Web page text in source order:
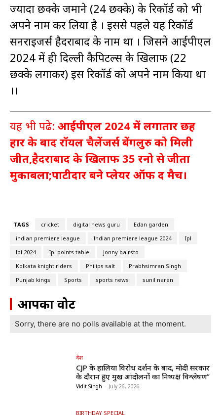
ज्यादा छक्के जमाने (24 छक्के) के रिकॉर्ड को भी
अपने नाम कर लिया है । इससे पहले यह रिकॉर्ड
सनराइजर्स हैदराबाद के नाम था । जिसने आईपीएल
2024 में ही दिल्ली कैपिटल्स के खिलाफ (22
छक्के लगाकर) इस रिकॉर्ड को अपने नाम किया था
।।
यह भी पढे: आईपीएल 2024 में लगातार छह
हार के बाद रॉयल चैलेंजर्स बेंगलुरु को मिली
जीत,हैदराबाद के खिलाफ 35 रनो से जीता
मुकाबला;पाटीदार बने प्लेयर ऑफ द मैच।
TAGS cricket digital news guru
Edan garden
indian premiere league
Indian premiere league 2024
Ipl
Ipl 2024
Ipl points table
jonny bairsto
Kolkata knight riders
Philips salt
Prabhsimran Singh
Punjab kings
Sports sports news sunil naren
आपका वोट
Sorry, there are no polls available at the moment.
देश
CJP के हालिया विरोध प्रदर्शन के बाद, मोदी सरकार
के दौरान हुए प्रमुख आंदोलनों का निष्पक्ष विश्लेषण”
Vidit Singh - July 26, 2026
BIRTHDAY SPECIAL